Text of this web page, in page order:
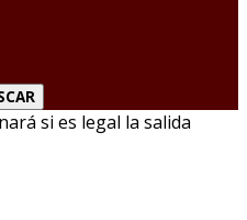
si es legal la salida